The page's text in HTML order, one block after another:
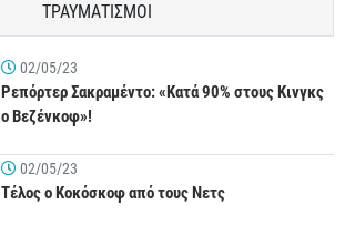
ΤΡΑΥΜΑΤΙΣΜΟΙ
02/05/23
Ρεπόρτερ Σακραμέντο: «Κατά 90% στους Κινγκς
ο Βεζένκοφ»!
02/05/23
Τέλος ο Κοκόσκοφ από τους Νετς